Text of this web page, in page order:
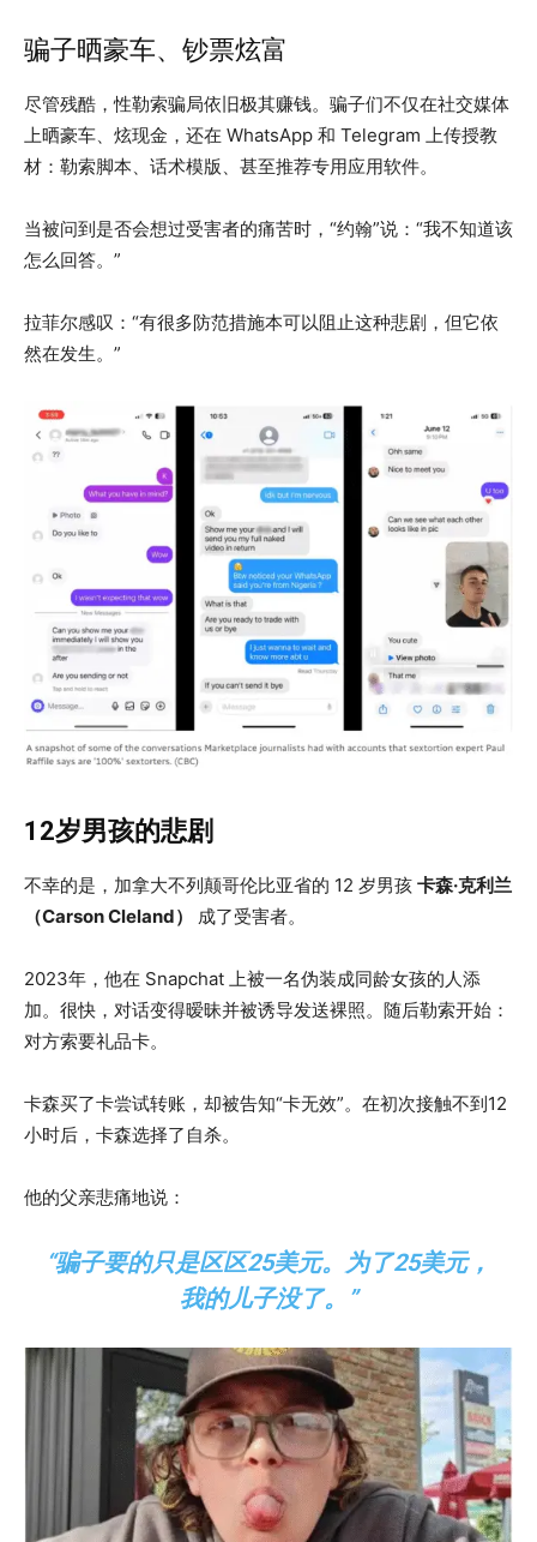
骗子晒豪车、钞票炫富
尽管残酷，性勒索骗局依旧极其赚钱。骗子们不仅在社交媒体
上晒豪车、炫现金，还在 WhatsApp 和 Telegram 上传授教
材：勒索脚本、话术模版、甚至推荐专用应用软件。
当被问到是否会想过受害者的痛苦时，“约翰”说：“我不知道该
怎么回答。”
拉菲尔感叹：“有很多防范措施本可以阻止这种悲剧，但它依
然在发生。”
12岁男孩的悲剧
不幸的是，加拿大不列颠哥伦比亚省的 12 岁男孩 卡森·克利兰
（Carson Cleland）
成了受害者。
2023年，他在 Snapchat 上被一名伪装成同龄女孩的人添
加。很快，对话变得暧昧并被诱导发送裸照。随后勒索开始：
对方索要礼品卡。
卡森买了卡尝试转账，却被告知“卡无效”。在初次接触不到12
小时后，卡森选择了自杀。
他的父亲悲痛地说：
“骗子要的只是区区25美元。为了25美元，
我的儿子没了。”